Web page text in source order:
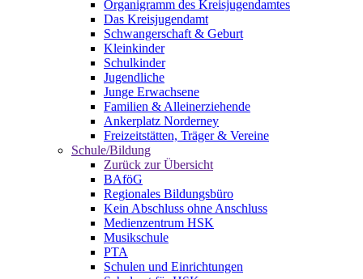
Organigramm des Kreisjugendamtes
Das Kreisjugendamt
Schwangerschaft & Geburt
Kleinkinder
Schulkinder
Jugendliche
Junge Erwachsene
Familien & Alleinerziehende
Ankerplatz Norderney
Freizeitstätten, Träger & Vereine
Schule/Bildung
Zurück zur Übersicht
BAföG
Regionales Bildungsbüro
Kein Abschluss ohne Anschluss
Medienzentrum HSK
Musikschule
PTA
Schulen und Einrichtungen